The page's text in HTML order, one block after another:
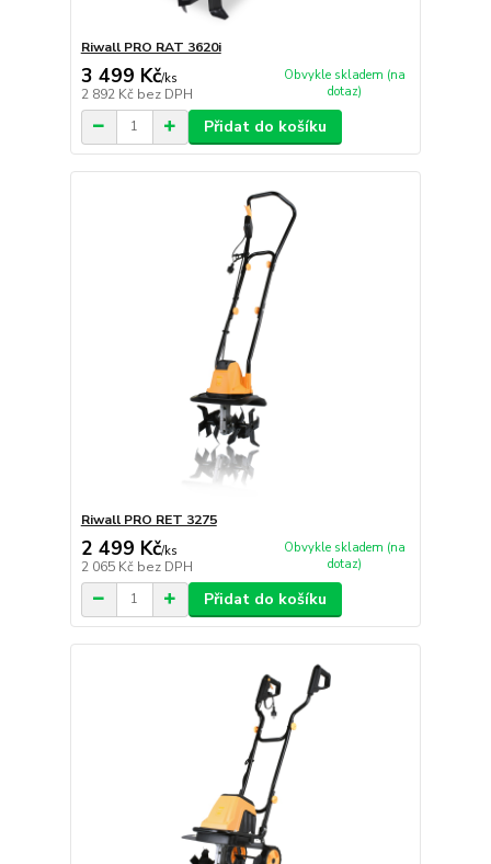
Riwall PRO RAT 3620i
3 499 Kč/ks
2 892 Kč bez DPH
Obvykle skladem (na
dotaz)
Přidat do košíku
Riwall PRO RET 3275
2 499 Kč/ks
2 065 Kč bez DPH
Obvykle skladem (na
dotaz)
Přidat do košíku